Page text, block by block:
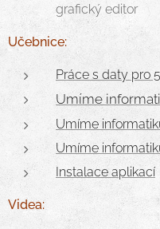
grafický editor
Učebnice:
Práce s daty pro
Umíme
Umíme
Umíme
Instalace aplikací
Videa: